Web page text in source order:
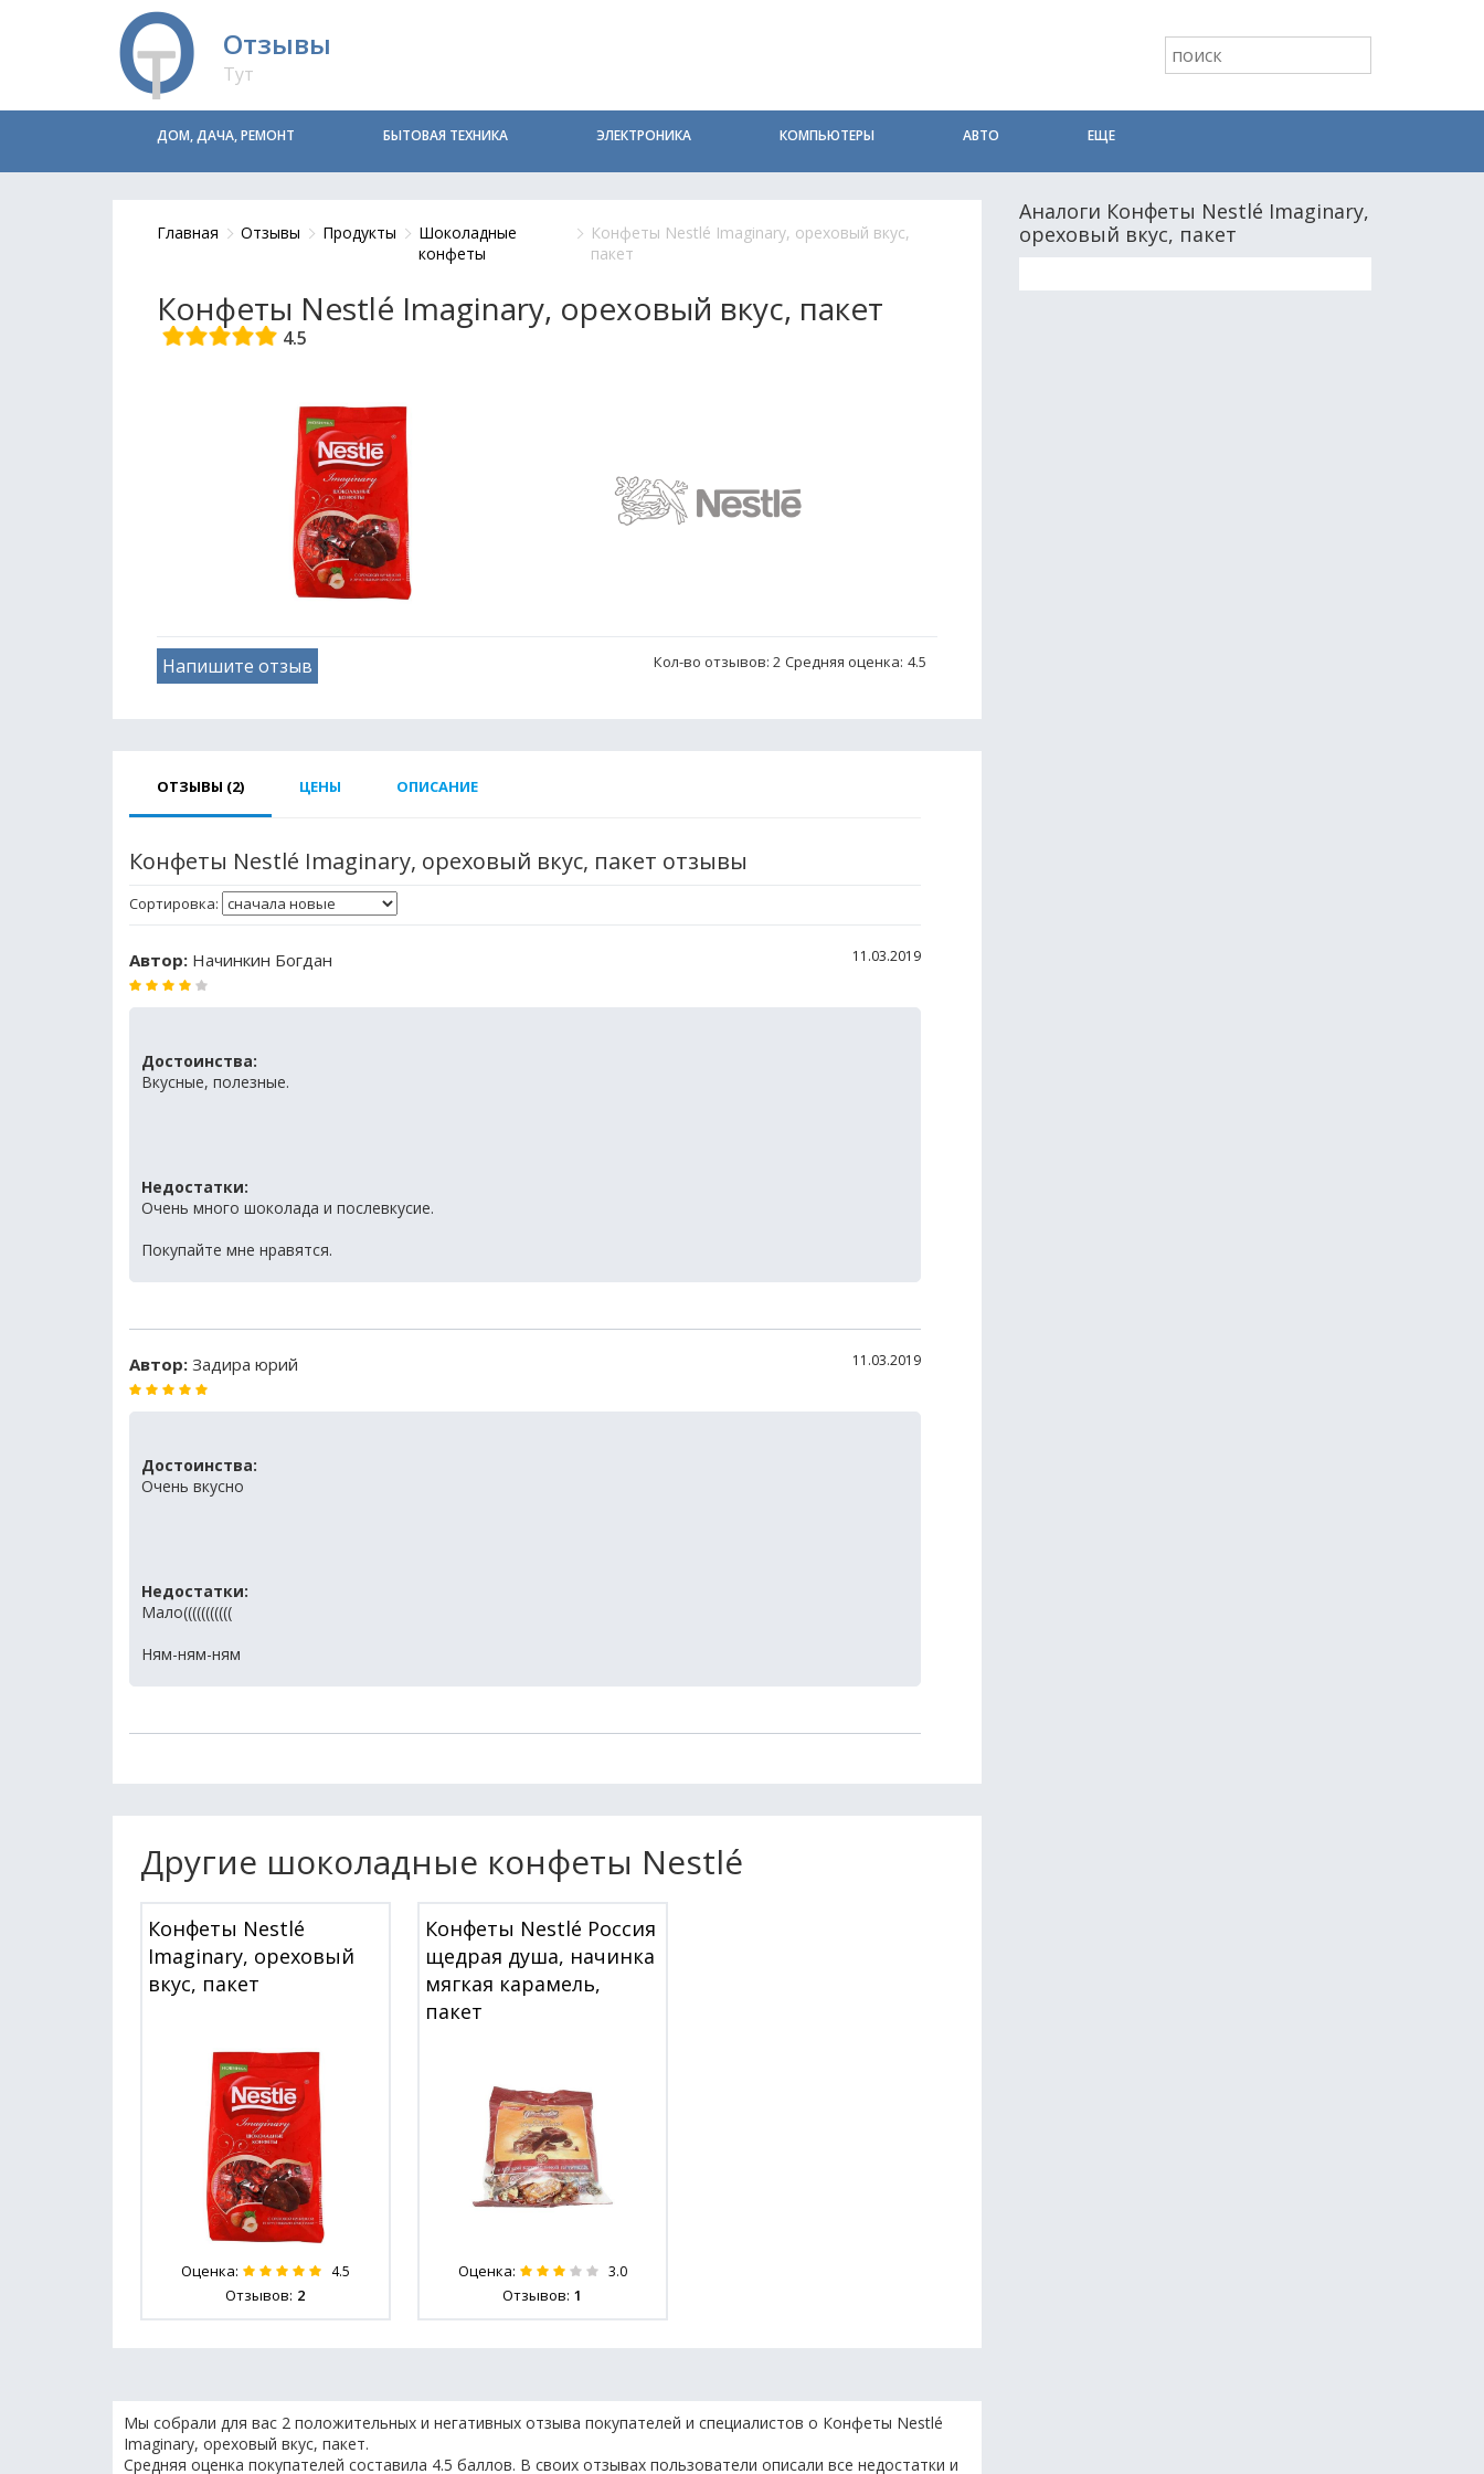
Отзывы
Тут
ДОМ, ДАЧА, РЕМОНТ БЫТОВАЯ ТЕХНИКА ЭЛЕКТРОНИКА КОМПЬЮТЕРЫ АВТО ЕЩЕ
Главная Отзывы Продукты
Шоколадные
конфеты
Конфеты Nestlé Imaginary, ореховый вкус,
пакет
Конфеты Nestlé Imaginary, ореховый вкус, пакет
4.5
Кол-во отзывов: 2 Средняя оценка: 4.5
Напишите отзыв
ОТЗЫВЫ (2) ЦЕНЫ ОПИСАНИЕ
Конфеты Nestlé Imaginary, ореховый вкус, пакет отзывы
Сортировка:
Автор: Начинкин Богдан 11.03.2019
Достоинства:
Вкусные, полезные.
Недостатки:
Очень много шоколада и послевкусие.
Покупайте мне нравятся.
Автор: Задира юрий 11.03.2019
Достоинства:
Очень вкусно
Недостатки:
Мало(((((((((((
Ням-ням-ням
Другие шоколадные конфеты Nestlé
Конфеты Nestlé
Imaginary, ореховый
вкус, пакет
Оценка: 4.5
Отзывов: 2
Конфеты Nestlé Россия
щедрая душа, начинка
мягкая карамель,
пакет
Оценка: 3.0
Отзывов: 1
Мы собрали для вас 2 положительных и негативных отзыва покупателей и специалистов о Конфеты Nestlé
Imaginary, ореховый вкус, пакет.
Средняя оценка покупателей составила 4.5 баллов. В своих отзывах пользователи описали все недостатки и
Аналоги Конфеты Nestlé Imaginary,
ореховый вкус, пакет